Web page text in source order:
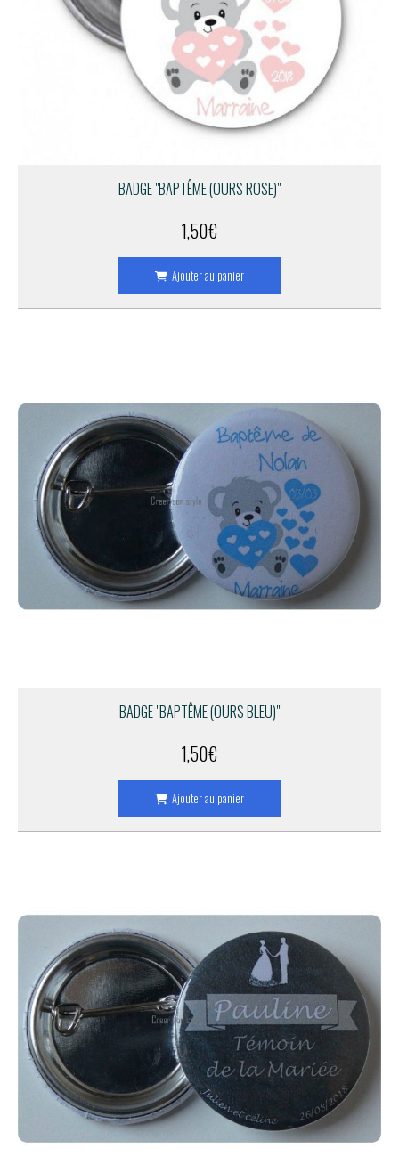
BADGE "BAPTÊME (OURS ROSE)"
1,50€
Ajouter au panier
BADGE "BAPTÊME (OURS BLEU)"
1,50€
Ajouter au panier